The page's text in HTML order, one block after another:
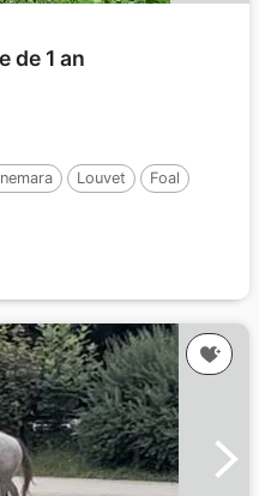
de 1 an
Louvet
Foal